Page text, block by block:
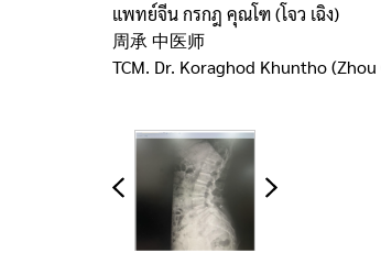
แพทย์จีน กรกฎ คุณโฑ (โจว เฉิง)
周承 中医师
TCM. Dr. Koraghod Khuntho (Zhou